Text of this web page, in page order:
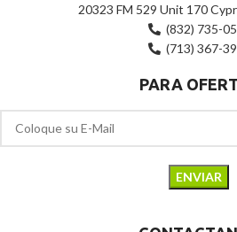
20323 FM 529 Unit 170
(832) 735-
(713) 367-
PARA